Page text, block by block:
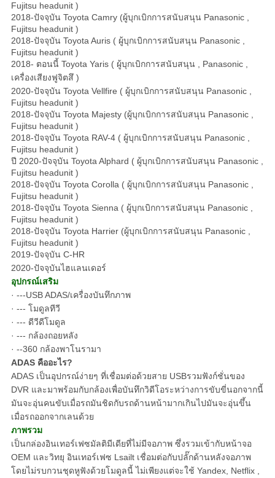
Fujitsu headunit )
2018-ปัจจุบัน Toyota Camry (ผู้บุกเบิกการสนับสนุน Panasonic ,
Fujitsu headunit )
2018-ปัจจุบัน Toyota Auris ( ผู้บุกเบิกการสนับสนุน Panasonic ,
Fujitsu headunit )
2018- ตอนนี้ Toyota Yaris ( ผู้บุกเบิกการสนับสนุน , Panasonic ,
เครื่องเสียงฟูจิตสึ )
2020-ปัจจุบัน Toyota Vellfire ( ผู้บุกเบิกการสนับสนุน Panasonic ,
Fujitsu headunit )
2018-ปัจจุบัน Toyota Majesty (ผู้บุกเบิกการสนับสนุน Panasonic ,
Fujitsu headunit )
2018-ปัจจุบัน Toyota RAV-4 ( ผู้บุกเบิกการสนับสนุน Panasonic ,
Fujitsu headunit )
ปี 2020-ปัจจุบัน Toyota Alphard ( ผู้บุกเบิกการสนับสนุน Panasonic ,
Fujitsu headunit )
2018-ปัจจุบัน Toyota Corolla ( ผู้บุกเบิกการสนับสนุน Panasonic ,
Fujitsu headunit )
2018-ปัจจุบัน Toyota Sienna ( ผู้บุกเบิกการสนับสนุน Panasonic ,
Fujitsu headunit )
2018-ปัจจุบัน Toyota Harrier (ผู้บุกเบิกการสนับสนุน Panasonic ,
Fujitsu headunit )
2019-ปัจจุบัน C-HR
2020-ปัจจุบันไฮแลนเดอร์
อุปกรณ์เสริม
· ---USB ADAS/เครื่องบันทึกภาพ
· --- โมดูลทีวี
· --- ดีวีดีโมดูล
· --- กล้องถอยหลัง
· --360 กล้องพาโนรามา
ADAS คืออะไร?
ADAS เป็นอุปกรณ์ง่ายๆ ที่เชื่อมต่อด้วยสาย USBรวมฟังก์ชั่นของ
DVR และมาพร้อมกับกล้องเพื่อบันทึกวิดีโอระหว่างการขับขี่นอกจากนี้
มันจะอุ่นคนขับเมื่อรถมันชิดกับรถด้านหน้ามากเกินไปมันจะอุ่นขึ้น
เมื่อรถออกจากเลนด้วย
ภาพรวม
เป็นกล่องอินเทอร์เฟซมัลติมีเดียที่ไม่มีจอภาพ ซึ่งรวมเข้ากับหน้าจอ
OEM และวิทยุ อินเทอร์เฟซ Lsailt เชื่อมต่อกับปลั๊กด้านหลังจอภาพ
โดยไม่รบกวนชุดหูฟังด้วยโมดูลนี้ ไม่เพียงแต่จะใช้ Yandex, Netflix ,